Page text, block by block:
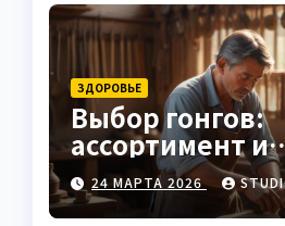
ЗДОРОВЬЕ
Выбор гонгов:
ассортимент и
24 МАРТА 2026